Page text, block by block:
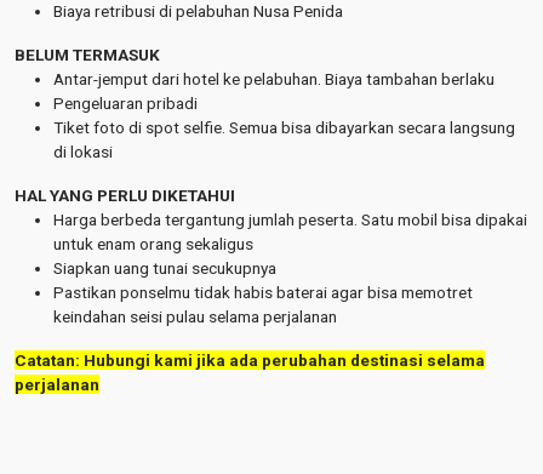
Biaya retribusi di pelabuhan Nusa Penida
BELUM TERMASUK
Antar-jemput dari hotel ke pelabuhan. Biaya tambahan berlaku
Pengeluaran pribadi
Tiket foto di spot selfie. Semua bisa dibayarkan secara langsung
di lokasi
HAL YANG PERLU DIKETAHUI
Harga berbeda tergantung jumlah peserta. Satu mobil bisa dipakai
untuk enam orang sekaligus
Siapkan uang tunai secukupnya
Pastikan ponselmu tidak habis baterai agar bisa memotret
keindahan seisi pulau selama perjalanan
Catatan: Hubungi kami jika ada perubahan destinasi selama
perjalanan